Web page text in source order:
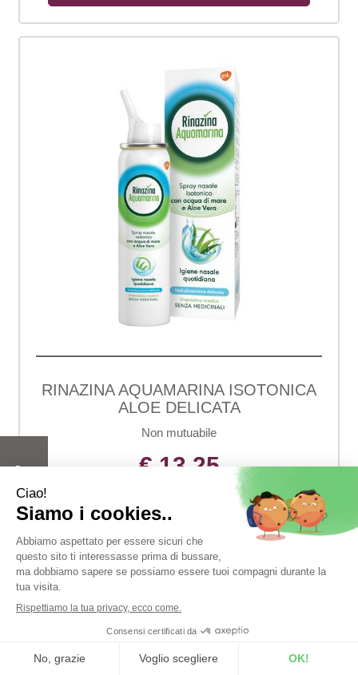
RINAZINA AQUAMARINA ISOTONICA
ALOE DELICATA
Non mutuabile
€ 13,25
CONTATTARE PER
DISPONIBILITÀ